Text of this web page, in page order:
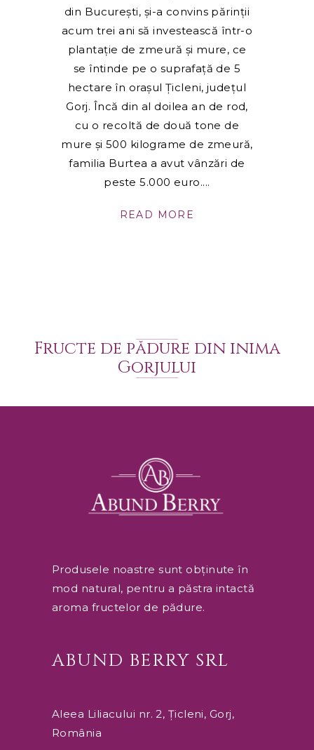
din Bucureşti, şi-a convins părinţii
acum trei ani să investească într-o
plantaţie de zmeură şi mure, ce
se întinde pe o suprafaţă de 5
hectare în oraşul Ţicleni, judeţul
Gorj. Încă din al doilea an de rod,
cu o recoltă de două tone de
mure şi 500 kilograme de zmeură,
familia Burtea a avut vânzări de
peste 5.000 euro.
READ MORE
Fructe de pădure din inima
Gorjului
Produsele noastre sunt obținute în
mod natural, pentru a păstra intactă
aroma fructelor de pădure.
ABUND BERRY SRL
Aleea Liliacului nr. 2, Țicleni, Gorj,
România